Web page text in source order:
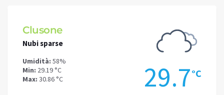
Clusone
Nubi sparse
Umidità: 58%
Min: 29.19 °C
Max: 30.86 °C 29.7°C